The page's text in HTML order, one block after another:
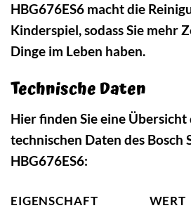
HBG676ES6 macht die
Kinderspiel, sodass Sie mehr
Dinge im Leben haben.
Technische Daten
Hier finden Sie eine
technischen Daten des Bosch
HBG676ES6:
EIGENSCHAFT
WERT